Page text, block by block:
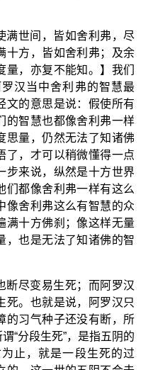
满世间，皆如舍利弗，尽
十方，皆如舍利弗；及余
，亦复不能知。】我们
汉当中舍利弗的智慧最
文的意思是说：假使所有
的智慧也都像舍利弗一样
思量，仍然无法了知诸佛
了，才可以稍微懂得一点
步来说，纵然是十方世界
们都像舍利弗一样有这么
像舍利弗这么有智慧的众
满十方佛刹；像这样无量
，也是无法了知诸佛的智
断尽变易生死；而阿罗汉
死。也就是说，阿罗汉只
的习气种子还没有断，所
“分段生死”，是指五阴的
止，就是一段生死的过